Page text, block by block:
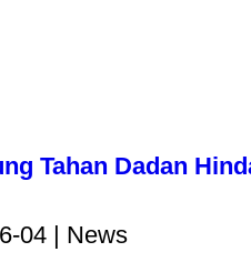
Tahan Dadan
04 | News